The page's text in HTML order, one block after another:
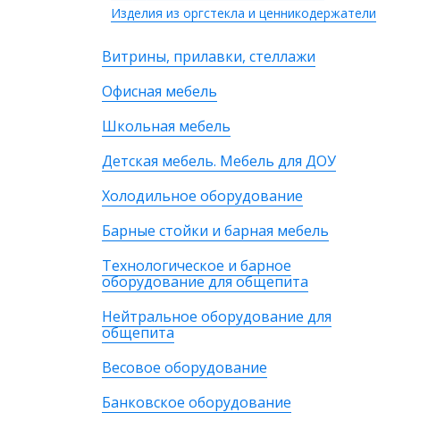
Изделия из оргстекла и ценникодержатели
Витрины, прилавки, стеллажи
Офисная мебель
Школьная мебель
Детская мебель. Мебель для ДОУ
Холодильное оборудование
Барные стойки и барная мебель
Технологическое и барное
оборудование для общепита
Нейтральное оборудование для
общепита
Весовое оборудование
Банковское оборудование